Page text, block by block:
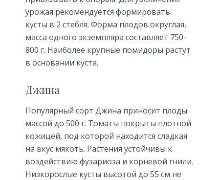
урожая рекомендуется формировать
кусты в 2 стебля. Форма плодов округлая,
масса одного экземпляра составляет 750-
800 г. Наиболее крупные помидоры растут
в основании куста.
Джина
Популярный сорт Джина приносит плоды
массой до 500 г. Томаты покрыты плотной
кожицей, под которой находится сладкая
на вкус мякоть. Растения устойчивы к
воздействию фузариоза и корневой гнили.
Низкорослые кусты высотой до 55 см не